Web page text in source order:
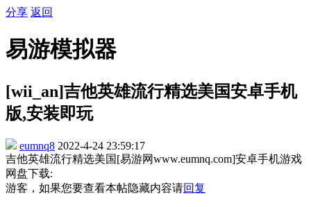
分享 返回
易游模拟器
[wii_an]吉他英雄流行精选美国安卓手机
版,安装即玩
eumnq8 2022-4-24 23:59:17
吉他英雄流行精选美国[易游网www.eumnq.com]安卓手机游戏
网盘下载:
游客，如果您要查看本帖隐藏内容请回复